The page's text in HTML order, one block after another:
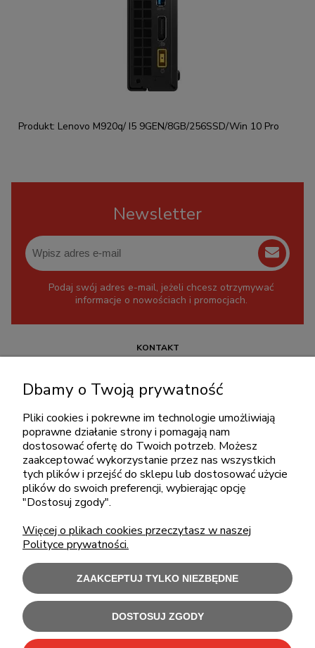
Produkt: Lenovo M920q/ I5 9GEN/8GB/256SSD/Win 10 Pro
Newsletter
Podaj swój adres e-mail, jeżeli chcesz otrzymywać
informacje o nowościach i promocjach.
KONTAKT
pon.-piąt.: 08:00-16:00
sklep@cebit.pl
ZAKUPY
MOJE KONTO
Użytkowanie sklepu oznacza zgodę na wykorzystywanie plików cookies.
Dbamy o Twoją prywatność
Pliki cookies i pokrewne im technologie umożliwiają
poprawne działanie strony i pomagają nam
dostosować ofertę do Twoich potrzeb. Możesz
zaakceptować wykorzystanie przez nas wszystkich
tych plików i przejść do sklepu lub dostosować użycie
plików do swoich preferencji, wybierając opcję
"Dostosuj zgody".
Więcej o plikach cookies przeczytasz w naszej
Polityce prywatności.
ZAAKCEPTUJ TYLKO NIEZBĘDNE
DOSTOSUJ ZGODY